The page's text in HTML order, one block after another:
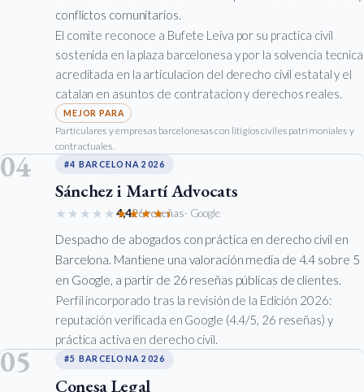
conflictos comunitarios.
El comite reconoce a Bufete Leiva por su practica civil
sostenida en la plaza barcelonesa y por la solvencia tecnica
acreditada en la articulacion del derecho civil estatal y el
catalan en asuntos de contratacion y derechos reales.
Particulares y empresas barcelonesas con litigios civiles patrimoniales y
contractuales.
04 #4 BARCELONA 2026
Sánchez i Martí Advocats
★★★★★★★★★★
4,426 reseñas· Google
Despacho de abogados con práctica en derecho civil en
Barcelona. Mantiene una valoración media de 4.4 sobre 5
en Google, a partir de 26 reseñas públicas de clientes.
Perfil incorporado tras la revisión de la Edición 2026:
reputación verificada en Google (4.4/5, 26 reseñas) y
práctica activa en derecho civil.
05 #5 BARCELONA 2026
Conesa Legal